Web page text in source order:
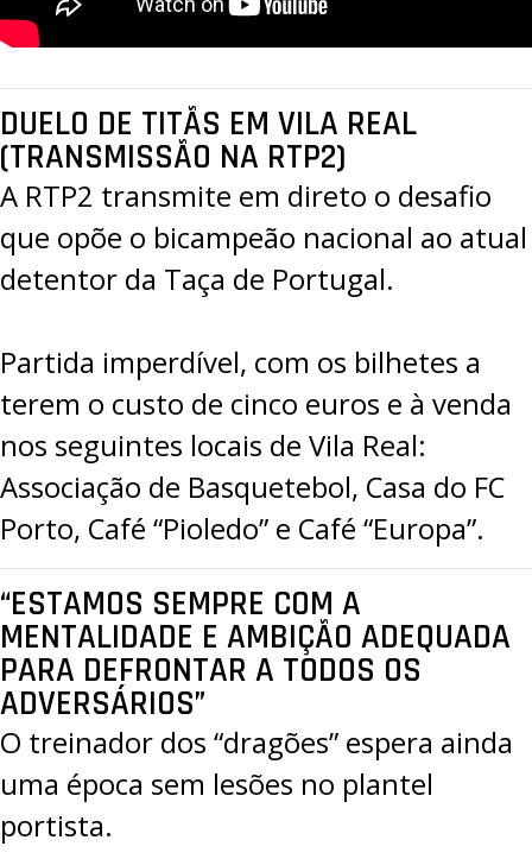
DUELO DE TITÃS EM VILA REAL
(TRANSMISSÃO NA RTP2)
A RTP2 transmite em direto o desafio
que opõe o bicampeão nacional ao atual
detentor da Taça de Portugal.
Partida imperdível, com os bilhetes a
terem o custo de cinco euros e à venda
nos seguintes locais de Vila Real:
Associação de Basquetebol, Casa do FC
Porto, Café “Pioledo” e Café “Europa”.
“ESTAMOS SEMPRE COM A
MENTALIDADE E AMBIÇÃO ADEQUADA
PARA DEFRONTAR A TODOS OS
ADVERSÁRIOS”
O treinador dos “dragões” espera ainda
uma época sem lesões no plantel
portista.